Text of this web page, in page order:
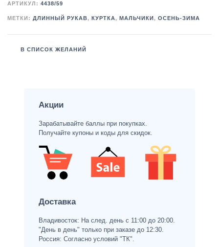
АРТИКУЛ: 4438/59
МЕТКИ: ДЛИННЫЙ РУКАВ, КУРТКА, МАЛЬЧИКИ , ОСЕНЬ-ЗИМА
В СПИСОК ЖЕЛАНИЙ
Акции
Зарабатывайте баллы при покупках.
Получайте купоны и коды для скидок.
Доставка
Владивосток: На след. день с 11:00 до 20:00.
"День в день" только при заказе до 12:30.
Россия: Согласно условий "ТК".